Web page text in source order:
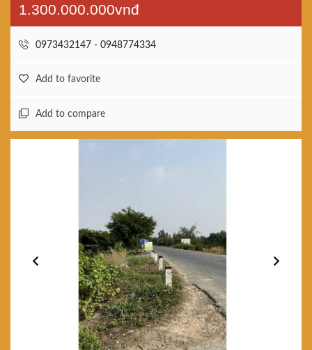
1.300.000.000vnđ
0973432147 - 0948774334
Add to favorite
Add to compare